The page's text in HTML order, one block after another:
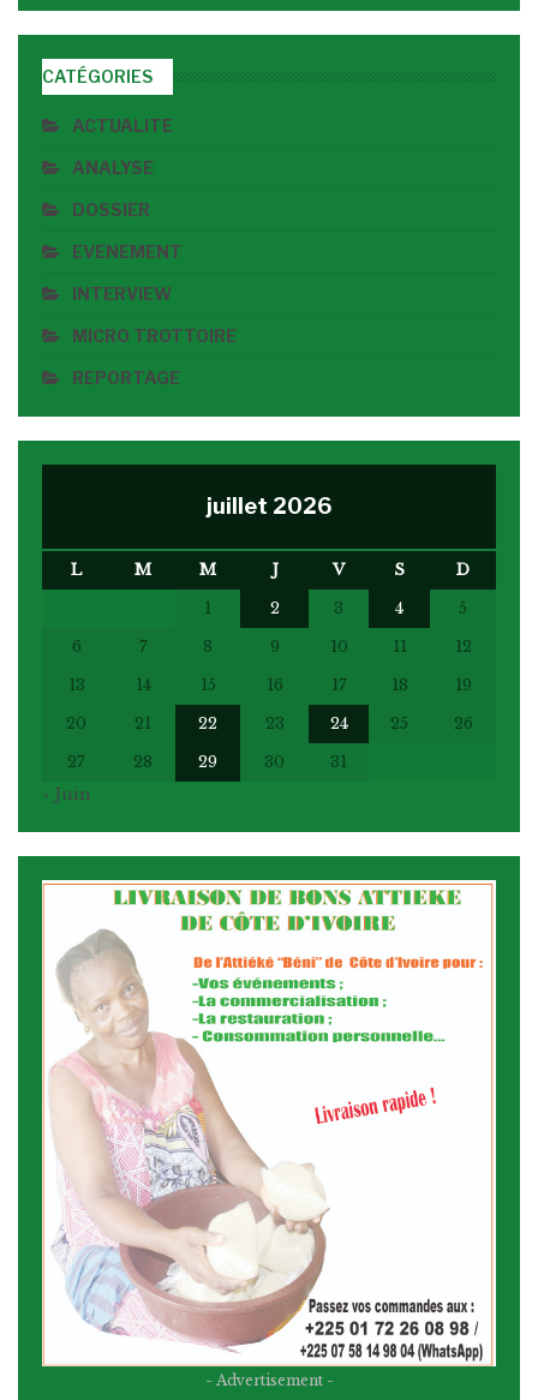
CATÉGORIES
ACTUALITE
ANALYSE
DOSSIER
EVENEMENT
INTERVIEW
MICRO TROTTOIRE
REPORTAGE
juillet 2026
L M M J V S
D
1
2 3 4
5
6
7 8 9 10 11
12
13
14 15 16 17 18
19
20
21 22 23 24 25
26
27
28 29 30
31
« Juin
- Advertisement -